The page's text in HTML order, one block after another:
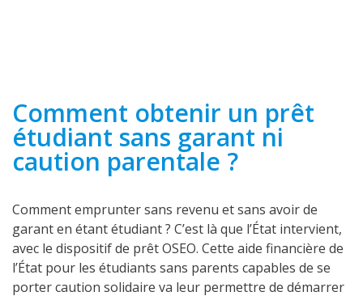
Comment obtenir un prêt
étudiant sans garant ni
caution parentale ?
Comment emprunter sans revenu et sans avoir de
garant en étant étudiant ? C’est là que l’État intervient,
avec le dispositif de prêt OSEO. Cette aide financière de
l’État pour les étudiants sans parents capables de se
porter caution solidaire va leur permettre de démarrer